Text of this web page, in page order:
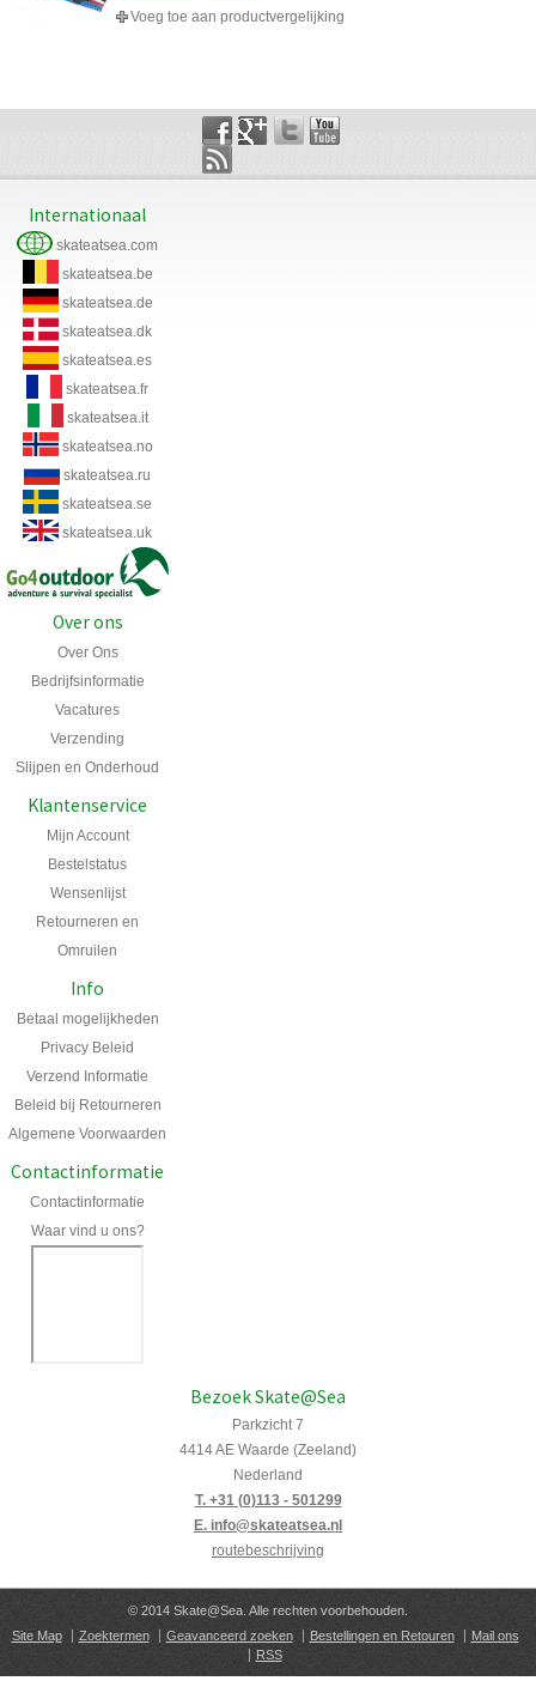
Voeg toe aan productvergelijking
Internationaal
skateatsea.com
skateatsea.be
skateatsea.de
skateatsea.dk
skateatsea.es
skateatsea.fr
skateatsea.it
skateatsea.no
skateatsea.ru
skateatsea.se
skateatsea.uk
Over ons
Over Ons
Bedrijfsinformatie
Vacatures
Verzending
Slijpen en Onderhoud
Klantenservice
Mijn Account
Bestelstatus
Wensenlijst
Retourneren en
Omruilen
Info
Betaal mogelijkheden
Privacy Beleid
Verzend Informatie
Beleid bij Retourneren
Algemene Voorwaarden
Contactinformatie
Contactinformatie
Waar vind u ons?
Bezoek Skate@Sea
Parkzicht 7
4414 AE Waarde (Zeeland)
Nederland
T. +31 (0)113 - 501299
E. info@skateatsea.nl
routebeschrijving
© 2014 Skate@Sea. Alle rechten voorbehouden.
Site Map
Zoektermen Geavanceerd zoeken Bestellingen en Retouren
Mail ons
RSS